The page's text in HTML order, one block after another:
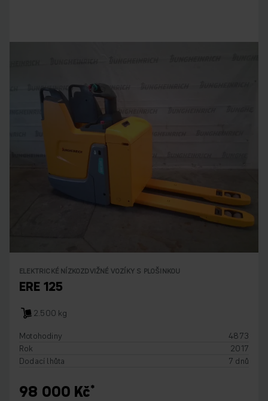
ELEKTRICKÉ NÍZKOZDVIŽNÉ VOZÍKY S PLOŠINKOU
ERE 125
2.500 kg
Motohodiny
4873
Rok
2017
Dodací lhůta
7 dnů
98 000 Kč